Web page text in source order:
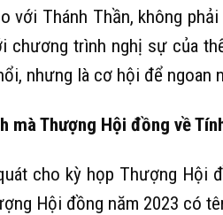
với Thánh Thần, không
chương trình nghị sự của
nhưng là cơ hội để ngoan
mà Thượng Hội đồng về
cho kỳ họp Thượng
Hội đồng năm 2023 có